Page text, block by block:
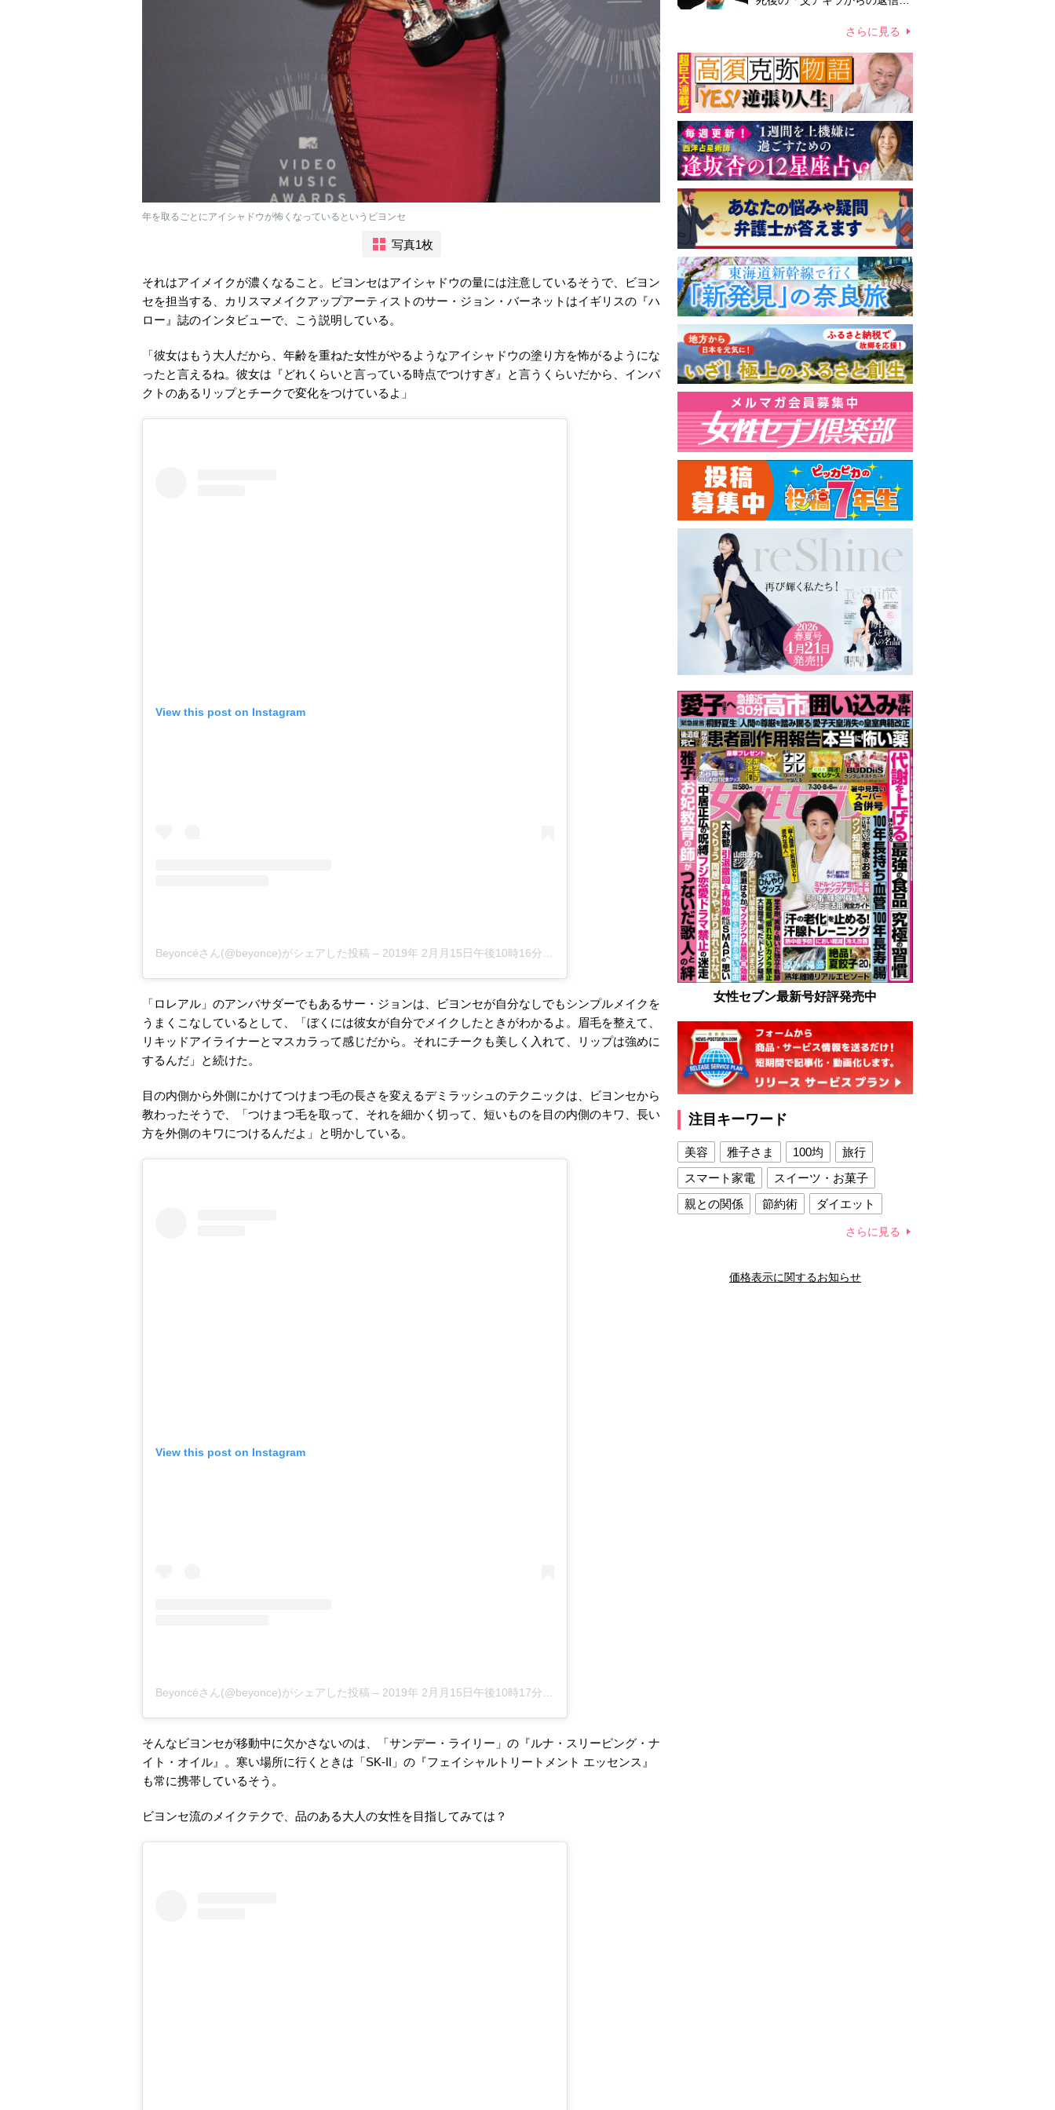
年を取るごとにアイシャドウが怖くなっているというビヨンセ
写真1枚
それはアイメイクが濃くなること。ビヨンセはアイシャドウの量には注意しているそうで、ビヨン
セを担当する、カリスマメイクアップアーティストのサー・ジョン・バーネットはイギリスの『ハ
ロー』誌のインタビューで、こう説明している。
「彼女はもう大人だから、年齢を重ねた女性がやるようなアイシャドウの塗り方を怖がるようにな
ったと言えるね。彼女は『どれくらいと言っている時点でつけすぎ』と言うくらいだから、インパ
クトのあるリップとチークで変化をつけているよ」
View this post on Instagram
Beyoncéさん(@beyonce)がシェアした投稿 – 2019年 2月月15日午後10時16分PST
「ロレアル」のアンバサダーでもあるサー・ジョンは、ビヨンセが自分なしでもシンプルメイクを
うまくこなしているとして、「ぼくには彼女が自分でメイクしたときがわかるよ。眉毛を整えて、
リキッドアイライナーとマスカラって感じだから。それにチークも美しく入れて、リップは強めに
するんだ」と続けた。
目の内側から外側にかけてつけまつ毛の長さを変えるデミラッシュのテクニックは、ビヨンセから
教わったそうで、「つけまつ毛を取って、それを細かく切って、短いものを目の内側のキワ、長い
方を外側のキワにつけるんだよ」と明かしている。
View this post on Instagram
Beyoncéさん(@beyonce)がシェアした投稿 – 2019年 2月月15日午後10時17分PST
そんなビヨンセが移動中に欠かさないのは、「サンデー・ライリー」の『ルナ・スリーピング・ナ
イト・オイル』。寒い場所に行くときは「SK-II」の『フェイシャルトリートメント エッセンス』
も常に携帯しているそう。
ビヨンセ流のメイクテクで、品のある大人の女性を目指してみては？
さらに見る
女性セブン最新号好評発売中
注目キーワード
美容 雅子さま 100均
旅行
スマート家電
スイーツ・お菓子
親との関係
節約術
ダイエット
夫との関係
新津春子 どか食い
さらに見る
価格表示に関するお知らせ